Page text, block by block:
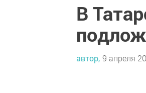
В
автор, 9 апреля